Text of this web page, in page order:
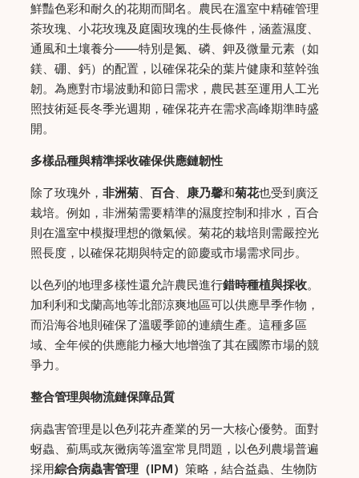
鮮豔色彩和耐久的花期而聞名。農民在溫室中精確管理
茶玫瑰、小花玫瑰及庭園玫瑰的生長條件，涵蓋濕度、
通風和土壤養分——特別是氮、磷、鉀及微量元素（如
鎂、硼、鈣）的配置，以確保花朵的葉片健康和莖幹強
韌。為應對市場波動和節日需求，農民甚至運用人工光
照技術延長冬季光週期，確保花卉在需求高峰期準時盛
開。
多樣品種與精準採收確保供應鏈韌性
除了玫瑰外， 非洲菊、 百合、 康乃馨和菊花也受到廣泛
栽培。例如，非洲菊需要精準的濕度控制和排水，百合
則在溫室中模擬理想的微氣候。菊花的栽培則需嚴控光
照長度，以確保花期與特定的節慶或市場需求同步。
以色列的地理多樣性還允許農民進行錯時種植與採收。
加利利和戈蘭高地等北部涼爽地區可以供應早季作物，
而沿海谷地則確保了溫暖季節的連續生產。這種多區
域、全年候的供應能力極大地增強了其在國際市場的競
爭力。
整合管理與物流鏈保障品質
病蟲害管理是以色列花卉產業的另一大核心優勢。面對
蚜蟲、薊馬或灰黴病等溫室常見問題，以色列農場普遍
採用綜合病蟲害管理（IPM） 策略，結合益蟲、生物防